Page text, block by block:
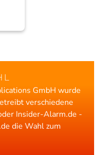
GmbH wurde
verschiedene
Insider-Alarm.de -
die Wahl zum